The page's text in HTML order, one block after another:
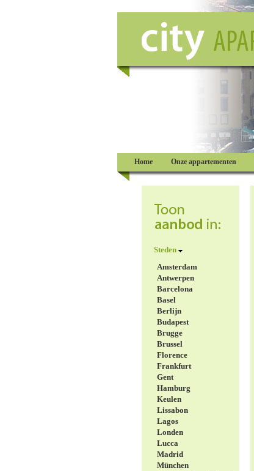
Steden
Amsterdam
Antwerpen
Barcelona
Basel
Berlijn
Budapest
Brugge
Brussel
Florence
Frankfurt
Gent
Hamburg
Keulen
Lissabon
Lagos
Londen
Lucca
Madrid
München
Home Onze appartementen